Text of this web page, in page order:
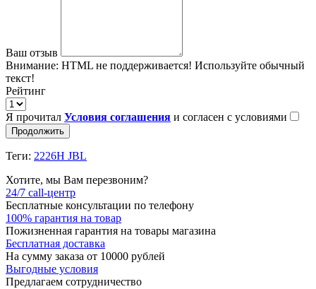
Ваш отзыв
Внимание: HTML не поддерживается! Используйте обычный
текст!
Рейтинг
Я прочитал Условия соглашения и согласен с условиями
Продолжить
Теги: 2226H JBL
Хотите, мы Вам перезвоним?
24/7 call-центр
Бесплатные консультации по телефону
100% гарантия на товар
Пожизненная гарантия на товары магазина
Бесплатная доставка
На сумму заказа от 10000 рублей
Выгодные условия
Предлагаем сотрудничество